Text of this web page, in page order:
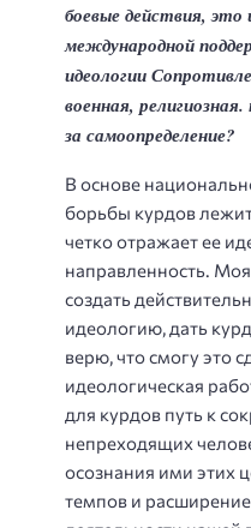
боевые действия, это
международной
идеологии
военная,
за самоопределение?
В основе
борьбы курдов
четко отражает ее
направленность.
создать
идеологию, дать
верю, что смогу это
идеологическая
для курдов путь к
непреходящих
осознания ими этих
темпов и